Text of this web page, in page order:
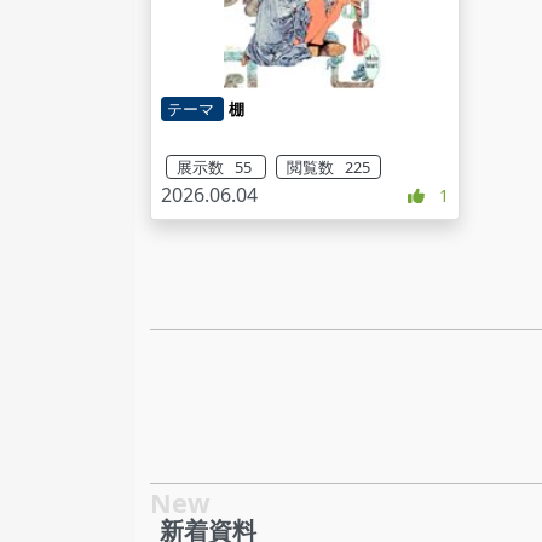
テーマ 棚
展示数 55 閲覧数 225
2026.06.04 1
新着資料